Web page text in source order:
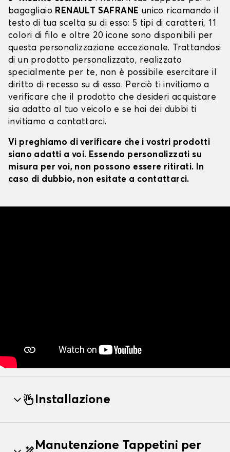
bagagliaio RENAULT SAFRANE unico ricamando il
testo di tua scelta su di esso: 5 tipi di caratteri, 11
colori di filo e oltre 20 icone sono disponibili per
questa personalizzazione eccezionale. Trattandosi
di un prodotto personalizzato, realizzato
specialmente per te, non è possibile esercitare il
diritto di recesso su di esso. Perciò ti invitiamo a
verificare che il prodotto che desideri acquistare
sia adatto al tuo veicolo e se hai dei dubbi ti
invitiamo a contattarci.
Vi preghiamo di verificare che i vostri prodotti
siano adatti a voi. Essendo personalizzati su
misura per voi, non possono essere ritirati. In
caso di dubbio, non esitate a contattarci.
Installazione
Manutenzione Tappetini per